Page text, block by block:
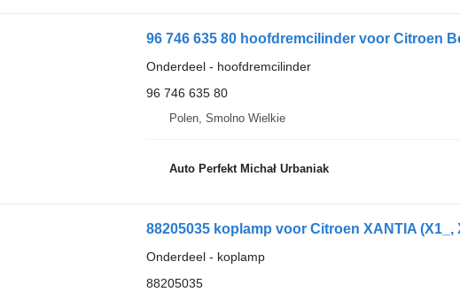
96 746 635 80 hoofdremcilinder voor Citroen
Onderdeel - hoofdremcilinder
96 746 635 80
Polen, Smolno Wielkie
Auto Perfekt Michał Urbaniak
88205035 koplamp voor Citroen XANTIA (X1_,
Onderdeel - koplamp
88205035